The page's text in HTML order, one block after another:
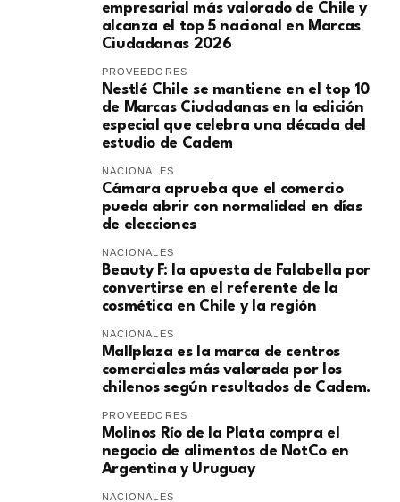
empresarial más valorado de Chile y
alcanza el top 5 nacional en Marcas
Ciudadanas 2026
PROVEEDORES
Nestlé Chile se mantiene en el top 10
de Marcas Ciudadanas en la edición
especial que celebra una década del
estudio de Cadem
NACIONALES
Cámara aprueba que el comercio
pueda abrir con normalidad en días
de elecciones
NACIONALES
Beauty F: la apuesta de Falabella por
convertirse en el referente de la
cosmética en Chile y la región
NACIONALES
Mallplaza es la marca de centros
comerciales más valorada por los
chilenos según resultados de Cadem.
PROVEEDORES
Molinos Río de la Plata compra el
negocio de alimentos de NotCo en
Argentina y Uruguay
NACIONALES